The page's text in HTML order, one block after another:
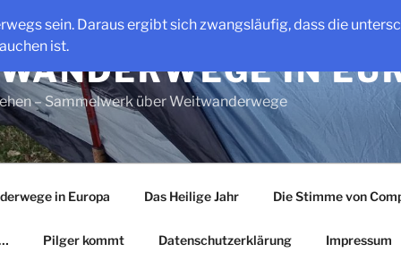
sein. Daraus ergibt sich zwangsläufig, dass die
ist.
IN
– Sammelwerk über Weitwanderwege
in Europa Das Heilige Jahr Die Stimme von
Pilger kommt Datenschutzerklärung Impressum